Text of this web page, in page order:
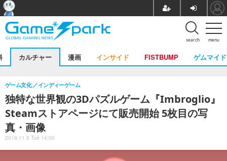
menu
search
カルチャー 漫画 インサイド FISTBUMP ゲムマイド
独特な世界観の3Dパズルゲーム『Imbroglio』
Steamストアページにて販売開始 5枚目の写
真・画像
ゲーム文化 インディーゲーム
2019.11.5 Tue 14:00